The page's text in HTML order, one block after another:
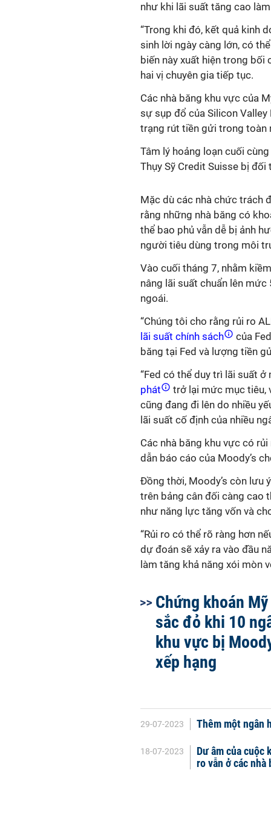
như khi lãi suất tăng cao
“Trong khi đó, kết quả kinh
sinh lời ngày càng lớn, có
biến này xuất hiện trong bối
hai vị chuyên gia tiếp tục.
Các nhà băng khu vực của
sự sụp đổ của Silicon Valley
trạng rút tiền gửi trong toàn
Tâm lý hoảng loạn cuối
Thụy Sỹ Credit Suisse bị đối
Mặc dù các nhà chức trách
rằng những nhà băng có
thể bao phủ vẫn dễ bị ảnh
người tiêu dùng trong môi
Vào cuối tháng 7, nhằm
nâng lãi suất chuẩn lên
ngoái.
“Chúng tôi cho rằng rủi ro
lãi suất chính sách
của
băng tại Fed và lượng tiền
“Fed có thể duy trì lãi suất
phát
trở lại mức mục tiêu,
cũng đang đi lên do nhiều
lãi suất cố định của nhiều
Các nhà băng khu vực có
dẫn báo cáo của Moody’s
Đồng thời, Moody’s còn lưu
trên bảng cân đối càng cao
như năng lực tăng vốn và
“Rủi ro có thể rõ ràng hơn
dự đoán sẽ xảy ra vào đầu
làm tăng khả năng xói mòn
Chứng khoán
sắc đỏ khi 10
khu vực bị
xếp hạng
29-07-2023 Thêm một ngân
18-07-2023
Dư âm của cuộc
ro vẫn ở các nhà